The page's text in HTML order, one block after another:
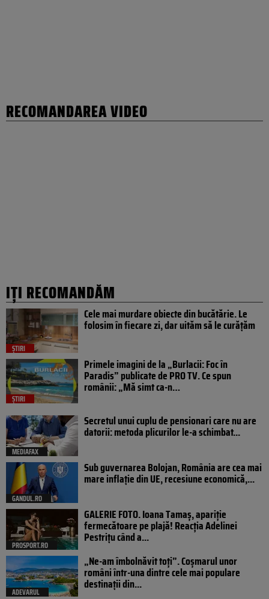
RECOMANDAREA VIDEO
IȚI RECOMANDĂM
ȘTIRI
Cele mai murdare obiecte din bucătărie. Le
folosim în fiecare zi, dar uităm să le curățăm
ȘTIRI
Primele imagini de la „Burlacii: Foc în
Paradis” publicate de PRO TV. Ce spun
românii: „Mă simt ca-n…
MEDIAFAX
Secretul unui cuplu de pensionari care nu are
datorii: metoda plicurilor le-a schimbat...
GANDUL.RO
Sub guvernarea Bolojan, România are cea mai
mare inflație din UE, recesiune economică,...
PROSPORT.RO
GALERIE FOTO. Ioana Tamaş, apariție
fermecătoare pe plajă! Reacția Adelinei
Pestrițu când a...
ADEVARUL
„Ne-am îmbolnăvit toți”. Coșmarul unor
români într-una dintre cele mai populare
destinații din...